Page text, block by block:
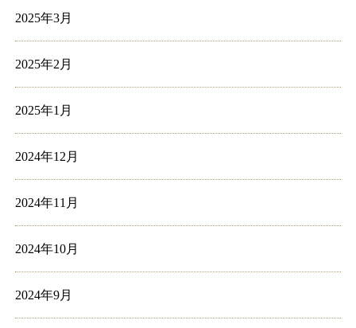
2025年3月
2025年2月
2025年1月
2024年12月
2024年11月
2024年10月
2024年9月